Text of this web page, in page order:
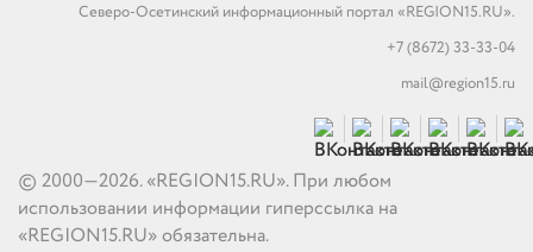
Северо-Осетинский информационный портал «REGION15.RU».
+7 (8672) 33-33-04
mail@region15.ru
© 2000—2026. «REGION15.RU». При любом
использовании информации гиперссылка на
«REGION15.RU» обязательна.